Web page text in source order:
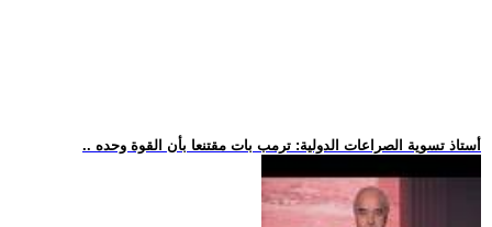
.. أستاذ تسوية الصراعات الدولية: ترمب بات مقتنعا بأن القوة وحده